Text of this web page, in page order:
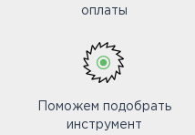
оплаты
Поможем подобрать
инструмент